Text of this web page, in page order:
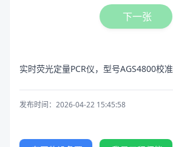
下一张
实时荧光定量PCR仪，型号AGS4800校准
发布时间：2026-04-22 15:45:58